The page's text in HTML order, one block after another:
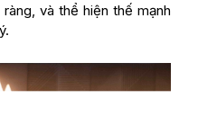
và thể hiện thế mạnh